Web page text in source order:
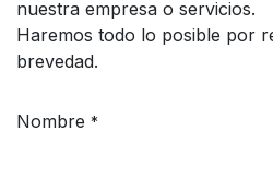
nuestra empresa o servicios.
Haremos todo lo posible por
brevedad.
Nombre *